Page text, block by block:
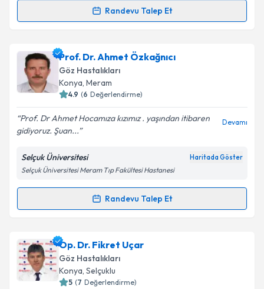
Kişisel verilerimin işlenmesine ilişkin
Metni'ni okudum ve kişisel verilerimin belirtilen
Takvim Talebini Gönder
Randevu Talep Et
Randevu Takvimi Talebi
Op. Dr. Atilla Gündüziçin randevu takvimi talebi
oluşturun. Size bu uzmandan randevu almanız için bir
takvim hazırlandığında e-posta ile bilgilendireceğiz.
Kişisel verilerimin işlenmesine ilişkin
Aydınlatma
Metni'ni okudum ve kişisel verilerimin belirtilen
kapsamda işlenmesini kabul ediyorum.
Prof. Dr. Ahmet Özkağnıcı
Göz Hastalıkları
Konya, Meram
4.9 (6 Değerlendirme)
Prof. Dr Ahmet Hocamıza kızımız . yaşından itibaren
gidiyoruz. Şuan...
Devamı
Selçuk Üniversitesi Haritada Göster
Selçuk Üniversitesi Meram Tıp Fakültesi Hastanesi
Randevu Talep Et
Randevu Takvimi Talebi
Prof. Dr. Ahmet Özkağnıcı
talebi oluşturun. Size bu uzmandan randevu almanız
için bir takvim hazırlandığında e-posta ile
bilgilendireceğiz.
Op. Dr. Fikret Uçar
Göz Hastalıkları
Konya, Selçuklu
5 (7 Değerlendirme)